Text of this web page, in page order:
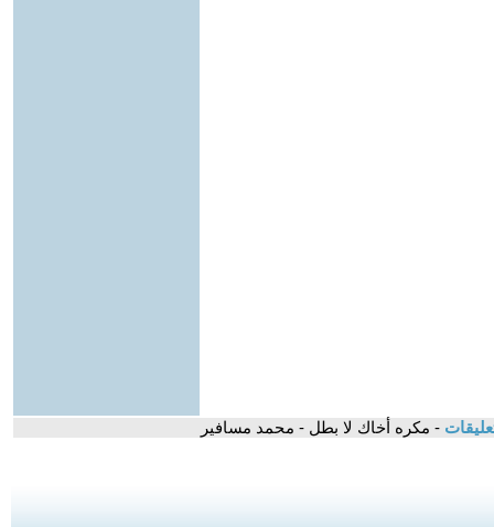
- مكره أخاك لا بطل - محمد مسافير